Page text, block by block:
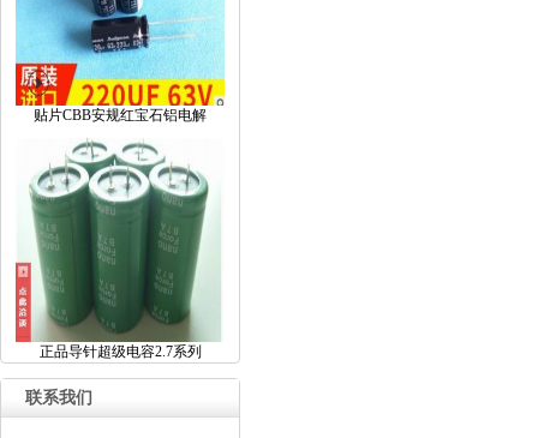
贴片CBB安规红宝石铝电解
正品导针超级电容2.7系列
联系我们